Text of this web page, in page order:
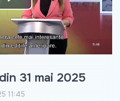
Play
Video
31 mai 2025
11:45